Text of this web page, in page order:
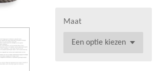
Maat